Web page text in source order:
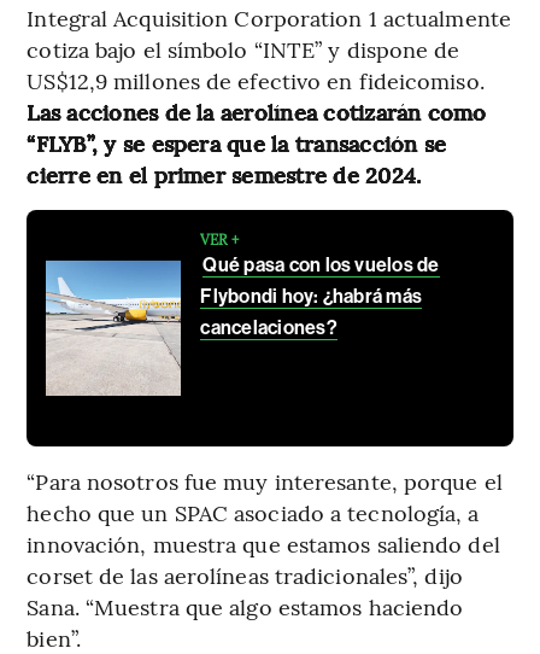
Integral Acquisition Corporation 1 actualmente
cotiza bajo el símbolo “INTE” y dispone de
US$12,9 millones de efectivo en fideicomiso.
Las acciones de la aerolínea cotizarán como
“FLYB”, y se espera que la transacción se
cierre en el primer semestre de 2024.
VER +
Qué pasa con los vuelos de
Flybondi hoy: ¿habrá más
cancelaciones?
“Para nosotros fue muy interesante, porque el
hecho que un SPAC asociado a tecnología, a
innovación, muestra que estamos saliendo del
corset de las aerolíneas tradicionales”, dijo
Sana. “Muestra que algo estamos haciendo
bien”.